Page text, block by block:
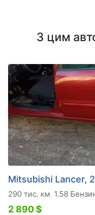
З цим
Mitsubishi Lancer,
290 тис. км 1.58
2 890 $